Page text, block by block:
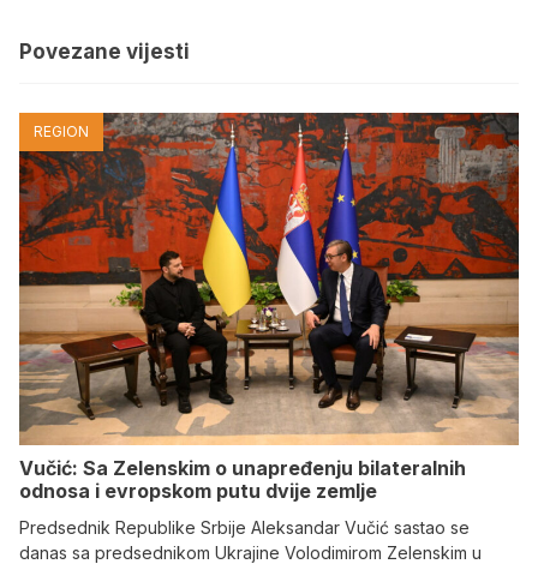
Povezane vijesti
REGION
Vučić: Sa Zelenskim o unapređenju bilateralnih
odnosa i evropskom putu dvije zemlje
Predsednik Republike Srbije Aleksandar Vučić sastao se
danas sa predsednikom Ukrajine Volodimirom Zelenskim u